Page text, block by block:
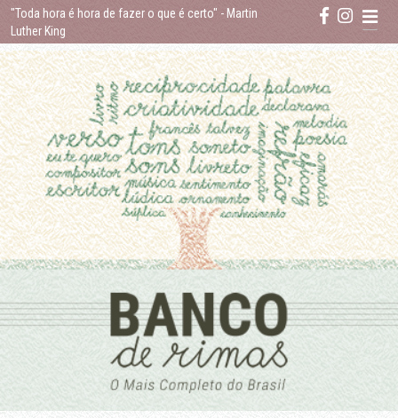
Skip
content
"Toda hora é hora de fazer o que é certo" - Martin
Luther King